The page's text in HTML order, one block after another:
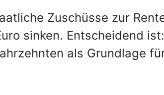
Zuschüsse zur
sinken. Entscheidend
als Grundlage